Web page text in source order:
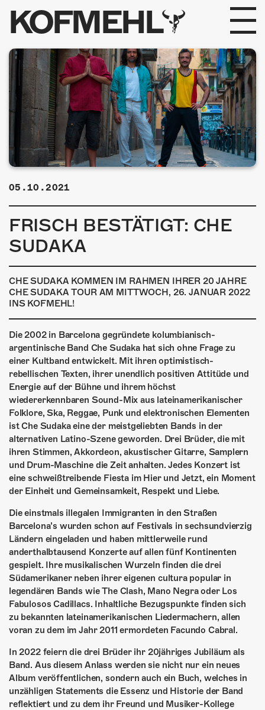
KOFMEHL
PROGRAMM
FABRIKGEFLÜSTER
GALERIE
FOTOGALERIE
INFOS
KONTAKT
ÜBER UNS
GÖNNEREI
SHOP
MITMACHEN
05.10.2021
FRISCH BESTÄTIGT: CHE
SUDAKA
CHE SUDAKA KOMMEN IM RAHMEN IHRER 20 JAHRE
CHE SUDAKA TOUR AM MITTWOCH, 26. JANUAR 2022
INS KOFMEHL!
Die 2002 in Barcelona gegründete kolumbianisch-
argentinische Band Che Sudaka hat sich ohne Frage zu
einer Kultband entwickelt. Mit ihren optimistisch-
rebellischen Texten, ihrer unendlich positiven Attitüde und
Energie auf der Bühne und ihrem höchst
wiedererkennbaren Sound-Mix aus lateinamerikanischer
Folklore, Ska, Reggae, Punk und elektronischen Elementen
ist Che Sudaka eine der meistgeliebten Bands in der
alternativen Latino-Szene geworden. Drei Brüder, die mit
ihren Stimmen, Akkordeon, akustischer Gitarre, Samplern
und Drum-Maschine die Zeit anhalten. Jedes Konzert ist
eine schweißtreibende Fiesta im Hier und Jetzt, ein Moment
der Einheit und Gemeinsamkeit, Respekt und Liebe.
Die einstmals illegalen Immigranten in den Straßen
Barcelona’s wurden schon auf Festivals in sechsundvierzig
Ländern eingeladen und haben mittlerweile rund
anderthalbtausend Konzerte auf allen fünf Kontinenten
gespielt. Ihre musikalischen Wurzeln finden die drei
Südamerikaner neben ihrer eigenen cultura popular in
legendären Bands wie The Clash, Mano Negra oder Los
Fabulosos Cadillacs. Inhaltliche Bezugspunkte finden sich
zu bekannten lateinamerikanischen Liedermachern, allen
voran zu dem im Jahr 2011 ermordeten Facundo Cabral.
In 2022 feiern die drei Brüder ihr 20jähriges Jubiläum als
Band. Aus diesem Anlass werden sie nicht nur ein neues
Album veröffentlichen, sondern auch ein Buch, welches in
unzähligen Statements die Essenz und Historie der Band
reflektiert und zu dem ihr Freund und Musiker-Kollege